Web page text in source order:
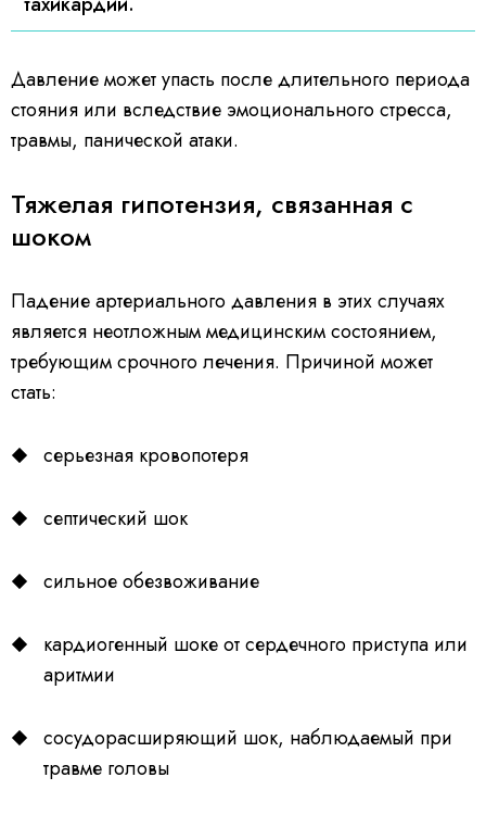
Давление может упасть после длительного периода
стояния или вследствие эмоционального стресса,
травмы, панической атаки.
Тяжелая гипотензия, связанная с
шоком
Падение артериального давления в этих случаях
является неотложным медицинским состоянием,
требующим срочного лечения. Причиной может
стать:
серьезная кровопотеря
септический шок
сильное обезвоживание
кардиогенный шоке от сердечного приступа или
аритмии
сосудорасширяющий шок, наблюдаемый при
травме головы